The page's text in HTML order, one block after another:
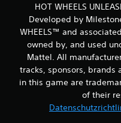
HOT WHEELS
Developed by
WHEELS™ and
owned by, and used
Mattel. All
tracks, sponsors, brands
in this game are
of their